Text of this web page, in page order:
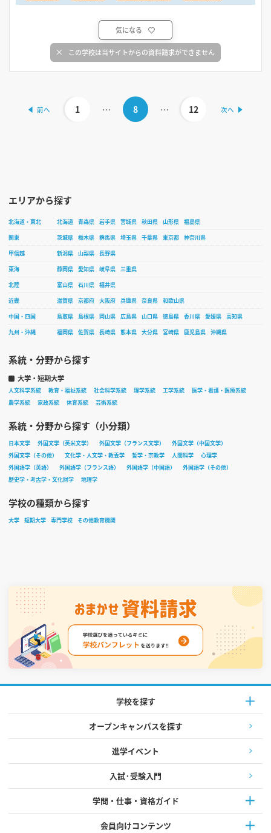
気になる
この学校は当サイトからの資料請求ができません
1 … 8 … 12
エリアから探す
北海道・東北 北海道 青森県 岩手県 宮城県 秋田県 山形県
福島県
関東
茨城県 栃木県 群馬県 埼玉県 千葉県 東京都
神奈川県
甲信越
新潟県 山梨県
長野県
東海
静岡県 愛知県 岐阜県
三重県
北陸
富山県 石川県
福井県
近畿
滋賀県 京都府 大阪府 兵庫県 奈良県
和歌山県
中国・四国
鳥取県 島根県 岡山県 広島県 山口県 徳島県 香川県 愛媛県
高知県
九州・沖縄
福岡県 佐賀県 長崎県 熊本県 大分県 宮崎県 鹿児島県 沖縄県
系統・分野から探す
大学・短期大学
人文科学系統 教育・福祉系統 社会科学系統 理学系統 工学系統
医学・看護・医療系統
農学系統
家政系統 体育系統 芸術系統
系統・分野から探す（小分類）
日本文学 外国文学（英米文学） 外国文学（フランス文学）
外国文学（中国文学）
外国文学（その他）
文化学・人文学・教養学 哲学・宗教学 人間科学
心理学
外国語学（英語）
外国語学（フランス語） 外国語学（中国語）
外国語学（その他）
歴史学・考古学・文化財学
地理学
学校の種類から探す
大学 短期大学 専門学校 その他教育機関
学校を探す
オープンキャンパスを探す
進学イベント
入試·受験入門
学問・仕事・資格ガイド
会員向けコンテンツ